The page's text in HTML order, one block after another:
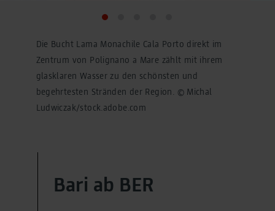
Die Bucht Lama Monachile Cala Porto direkt im
Zentrum von Polignano a Mare zählt mit ihrem
glasklaren Wasser zu den schönsten und
begehrtesten Stränden der Region. © Michal
Ludwiczak/stock.adobe.com
Bari ab BER